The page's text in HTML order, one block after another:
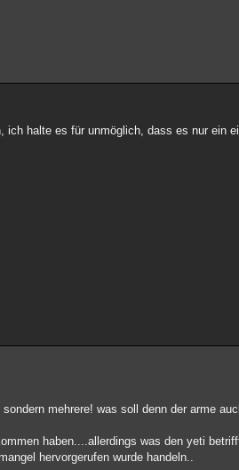
halte es für unmöglich, dass es nur ein
mehrere! was soll denn der arme
haben....allerdings was den yeti
hervorgerufen wurde handeln..